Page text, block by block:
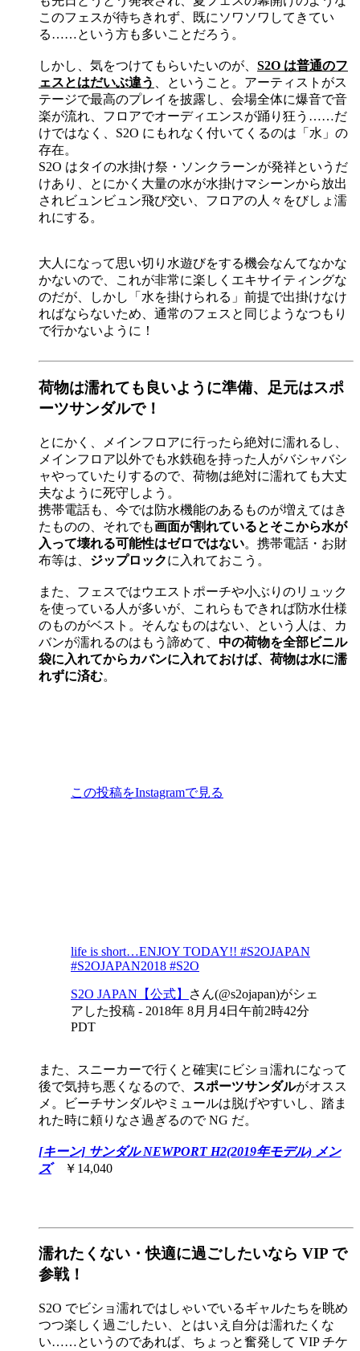
このフェスが待ちきれず、既にソワソワしてきてい
る……という方も多いことだろう。
しかし、気をつけてもらいたいのが、 S2O は普通のフ
ェスとはだいぶ違う
、ということ。アーティストがス
テージで最高のプレイを披露し、会場全体に爆音で音
楽が流れ、フロアでオーディエンスが踊り狂う……だ
けではなく、S2O にもれなく付いてくるのは「水」の
存在。
S2O はタイの水掛け祭・ソンクラーンが発祥というだ
けあり、とにかく大量の水が水掛けマシーンから放出
されビュンビュン飛び交い、フロアの人々をびしょ濡
れにする。
大人になって思い切り水遊びをする機会なんてなかな
かないので、これが非常に楽しくエキサイティングな
のだが、しかし「水を掛けられる」前提で出掛けなけ
ればならないため、通常のフェスと同じようなつもり
で行かないように！
荷物は濡れても良いように準備、足元はスポ
ーツサンダルで！
とにかく、メインフロアに行ったら絶対に濡れるし、
メインフロア以外でも水鉄砲を持った人がバシャバシ
ャやっていたりするので、荷物は絶対に濡れても大丈
夫なように死守しよう。
携帯電話も、今では防水機能のあるものが増えてはき
たものの、それでも画面が割れているとそこから水が
入って壊れる可能性はゼロではない。携帯電話・お財
布等は、 ジップロックに入れておこう。
また、フェスではウエストポーチや小ぶりのリュック
を使っている人が多いが、これらもできれば防水仕様
のものがベスト。そんなものはない、という人は、カ
バンが濡れるのはもう諦めて、 中の荷物を全部ビニル
袋に入れてからカバンに入れておけば、荷物は水に濡
れずに済む。
この投稿をInstagramで見る
life is short…ENJOY TODAY!! #S2OJAPAN
#S2OJAPAN2018 #S2O
S2O JAPAN【公式】
さん(@s2ojapan)がシェ
アした投稿 - 2018年 8月月4日午前2時42分
PDT
また、スニーカーで行くと確実にビショ濡れになって
後で気持ち悪くなるので、
スポーツサンダルがオスス
メ。ビーチサンダルやミュールは脱げやすいし、踏ま
れた時に頼りなさ過ぎるので NG だ。
[キーン] サンダル NEWPORT H2(2019年モデル) メン
ズ￥14,040
濡れたくない・快適に過ごしたいなら VIP で
参戦！
S2O でビショ濡れではしゃいでいるギャルたちを眺め
つつ楽しく過ごしたい、とはいえ自分は濡れたくな
い……というのであれば、ちょっと奮発して VIP チケ